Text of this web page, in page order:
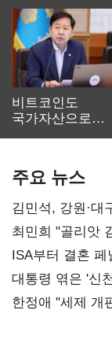
비트코인도
국가자산으로…'
주요 뉴스
김민석, 강원·대
최민희 "골리앗
ISA부터 결혼
챙기기'
대통령 엮은 '신
한정애 "세제 개